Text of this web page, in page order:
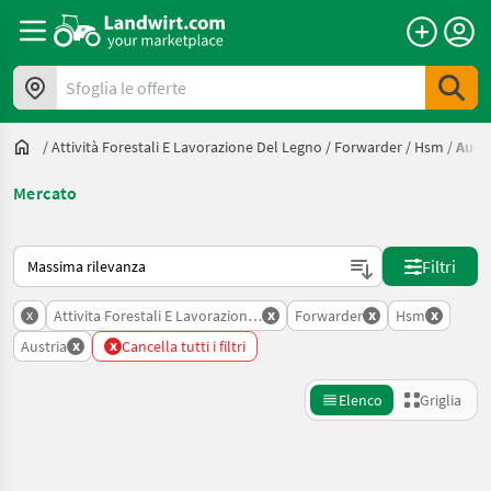
Sfoglia le offerte
/Attività Forestali E Lavorazione Del Legno / Forwarder / Hsm /
Mercato
Ecco come viene ordinato su Landwirt.com
Filtri
x Attivita Forestali E Lavorazione Del Legno
x Forwarder x Hsm x
Austria x x Cancella tutti i filtri
Elenco Griglia